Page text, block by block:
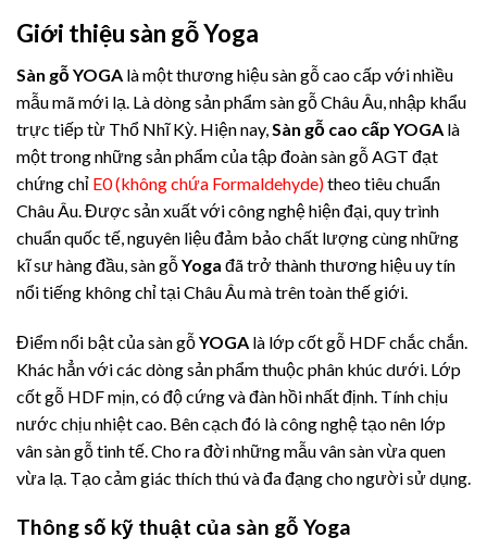
Giới thiệu sàn gỗ Yoga
Sàn gỗ YOGA là một thương hiệu sàn gỗ cao cấp với nhiều
mẫu mã mới lạ. Là dòng sản phẩm sàn gỗ Châu Âu, nhập khẩu
trực tiếp từ Thổ Nhĩ Kỳ. Hiện nay,Sàn gỗ cao cấp YOGA là
một trong những sản phẩm của tập đoàn sàn gỗ AGT đạt
chứng chỉ E0 (không chứa Formaldehyde)theo tiêu chuẩn
Châu Âu. Được sản xuất với công nghệ hiện đại, quy trình
chuẩn quốc tế, nguyên liệu đảm bảo chất lượng cùng những
kĩ sư hàng đầu, sàn gỗYoga đã trở thành thương hiệu uy tín
nổi tiếng không chỉ tại Châu Âu mà trên toàn thế giới.
Điểm nổi bật của sàn gỗYOGA là lớp cốt gỗ HDF chắc chắn.
Khác hẳn với các dòng sản phẩm thuộc phân khúc dưới. Lớp
cốt gỗ HDF mịn, có độ cứng và đàn hồi nhất định. Tính chịu
nước chịu nhiệt cao. Bên cạch đó là công nghệ tạo nên lớp
vân sàn gỗ tinh tế. Cho ra đời những mẫu vân sàn vừa quen
vừa lạ. Tạo cảm giác thích thú và đa đạng cho người sử dụng.
Thông số kỹ thuật của sàn gỗ Yoga